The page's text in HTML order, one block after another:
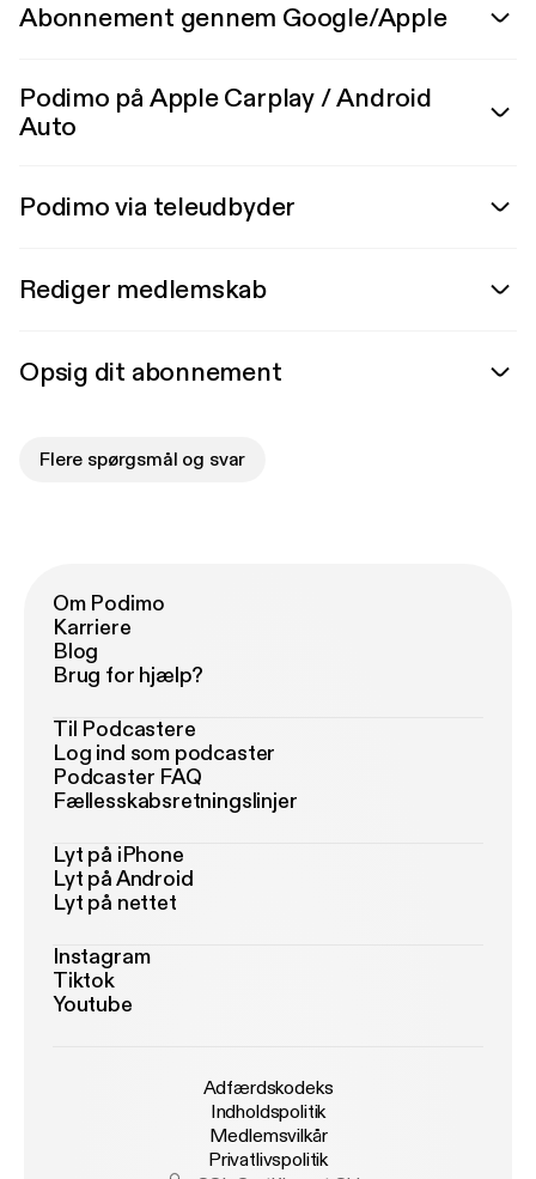
Abonnement gennem Google/Apple
Podimo på Apple Carplay / Android
Auto
Podimo via teleudbyder
Rediger medlemskab
Opsig dit abonnement
Flere spørgsmål og svar
Om Podimo
Karriere
Blog
Brug for hjælp?
Til Podcastere
Log ind som podcaster
Podcaster FAQ
Fællesskabsretningslinjer
Lyt på iPhone
Lyt på Android
Lyt på nettet
Instagram
Tiktok
Youtube
Adfærdskodeks
Indholdspolitik
Medlemsvilkår
Privatlivspolitik